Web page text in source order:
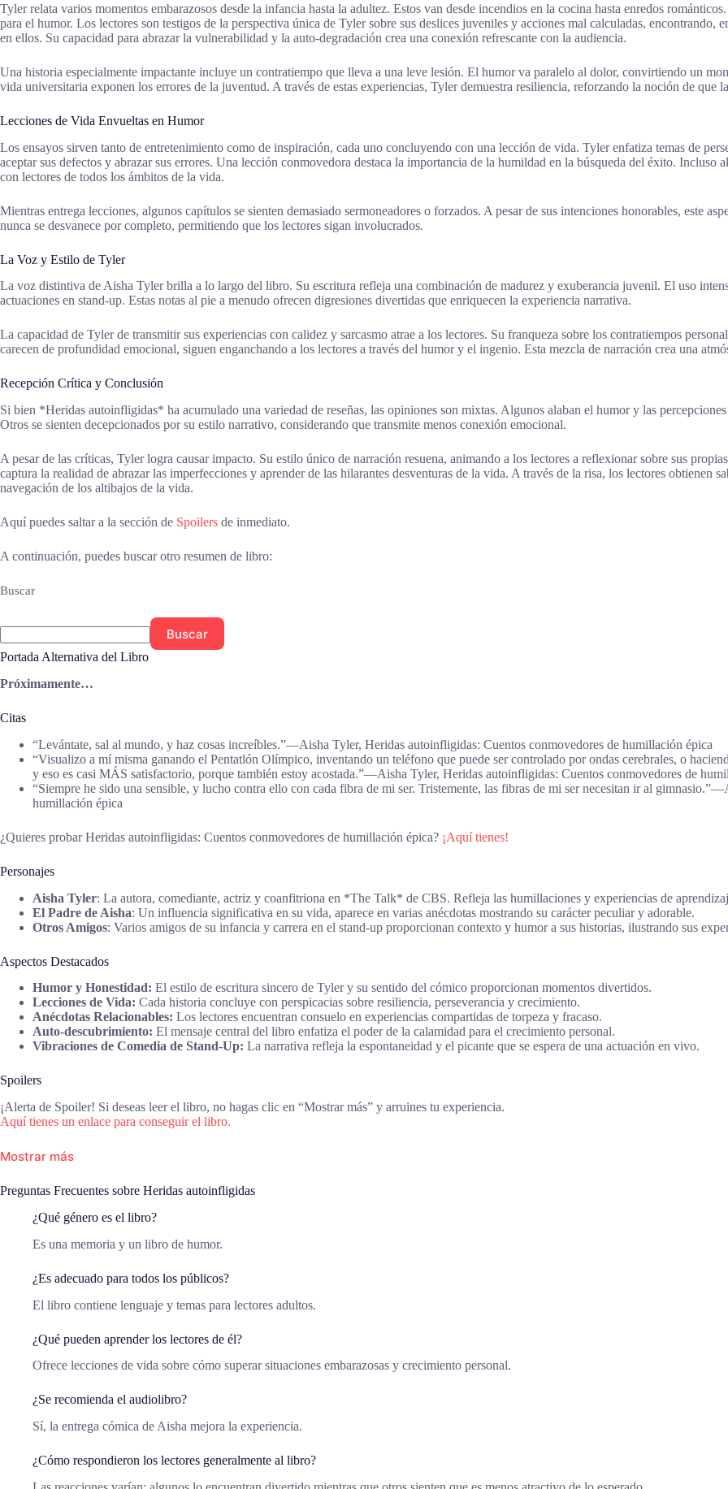
Tyler relata varios momentos embarazosos desde la infancia hasta la adultez. Estos van desde incendios en la cocina hasta enredos
para el humor. Los lectores son testigos de la perspectiva única de Tyler sobre sus deslices juveniles y acciones mal calculadas,
en ellos. Su capacidad para abrazar la vulnerabilidad y la auto-degradación crea una conexión refrescante con la audiencia.
Una historia especialmente impactante incluye un contratiempo que lleva a una leve lesión. El humor va paralelo al dolor, convirtiendo un
vida universitaria exponen los errores de la juventud. A través de estas experiencias, Tyler demuestra resiliencia, reforzando la noción de que
Lecciones de Vida Envueltas en Humor
Los ensayos sirven tanto de entretenimiento como de inspiración, cada uno concluyendo con una lección de vida. Tyler enfatiza temas de
aceptar sus defectos y abrazar sus errores. Una lección conmovedora destaca la importancia de la humildad en la búsqueda del éxito. Incluso
con lectores de todos los ámbitos de la vida.
Mientras entrega lecciones, algunos capítulos se sienten demasiado sermoneadores o forzados. A pesar de sus intenciones honorables, este
nunca se desvanece por completo, permitiendo que los lectores sigan involucrados.
La Voz y Estilo de Tyler
La voz distintiva de Aisha Tyler brilla a lo largo del libro. Su escritura refleja una combinación de madurez y exuberancia juvenil. El uso
actuaciones en stand-up. Estas notas al pie a menudo ofrecen digresiones divertidas que enriquecen la experiencia narrativa.
La capacidad de Tyler de transmitir sus experiencias con calidez y sarcasmo atrae a los lectores. Su franqueza sobre los contratiempos
carecen de profundidad emocional, siguen enganchando a los lectores a través del humor y el ingenio. Esta mezcla de narración crea una
Recepción Crítica y Conclusión
Si bien *Heridas autoinfligidas* ha acumulado una variedad de reseñas, las opiniones son mixtas. Algunos alaban el humor y las
Otros se sienten decepcionados por su estilo narrativo, considerando que transmite menos conexión emocional.
A pesar de las críticas, Tyler logra causar impacto. Su estilo único de narración resuena, animando a los lectores a reflexionar sobre sus
captura la realidad de abrazar las imperfecciones y aprender de las hilarantes desventuras de la vida. A través de la risa, los lectores
navegación de los altibajos de la vida.
Aquí puedes saltar a la sección de Spoilers de inmediato.
A continuación, puedes buscar otro resumen de libro:
Buscar
Buscar
Portada Alternativa del Libro
Próximamente…
Citas
“Levántate, sal al mundo, y haz cosas increíbles.”―Aisha Tyler, Heridas autoinfligidas: Cuentos conmovedores de humillación épica
“Visualizo a mí misma ganando el Pentatlón Olímpico, inventando un teléfono que puede ser controlado por ondas cerebrales, o
y eso es casi MÁS satisfactorio, porque también estoy acostada.”―Aisha Tyler, Heridas autoinfligidas: Cuentos conmovedores de
“Siempre he sido una sensible, y lucho contra ello con cada fibra de mi ser. Tristemente, las fibras de mi ser necesitan ir al
humillación épica
¿Quieres probar Heridas autoinfligidas: Cuentos conmovedores de humillación épica? ¡Aquí tienes!
Personajes
Aisha Tyler: La autora, comediante, actriz y coanfitriona en *The Talk* de CBS. Refleja las humillaciones y experiencias de
El Padre de Aisha: Un influencia significativa en su vida, aparece en varias anécdotas mostrando su carácter peculiar y adorable.
Otros Amigos: Varios amigos de su infancia y carrera en el stand-up proporcionan contexto y humor a sus historias, ilustrando sus
Aspectos Destacados
Humor y Honestidad: El estilo de escritura sincero de Tyler y su sentido del cómico proporcionan momentos divertidos.
Lecciones de Vida: Cada historia concluye con perspicacias sobre resiliencia, perseverancia y crecimiento.
Anécdotas Relacionables: Los lectores encuentran consuelo en experiencias compartidas de torpeza y fracaso.
Auto-descubrimiento: El mensaje central del libro enfatiza el poder de la calamidad para el crecimiento personal.
Vibraciones de Comedia de Stand-Up: La narrativa refleja la espontaneidad y el picante que se espera de una actuación en vivo.
Spoilers
¡Alerta de Spoiler! Si deseas leer el libro, no hagas clic en “Mostrar más” y arruines tu experiencia.
Aquí tienes un enlace para conseguir el libro.
Mostrar más
Preguntas Frecuentes sobre Heridas autoinfligidas
¿Qué género es el libro?
Es una memoria y un libro de humor.
¿Es adecuado para todos los públicos?
El libro contiene lenguaje y temas para lectores adultos.
¿Qué pueden aprender los lectores de él?
Ofrece lecciones de vida sobre cómo superar situaciones embarazosas y crecimiento personal.
¿Se recomienda el audiolibro?
Sí, la entrega cómica de Aisha mejora la experiencia.
¿Cómo respondieron los lectores generalmente al libro?